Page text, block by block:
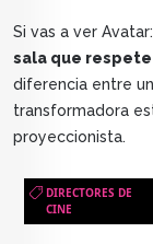
Si vas a ver
sala que
diferencia entre
transformadora
proyeccionista.
DIRECTORES DE
CINE